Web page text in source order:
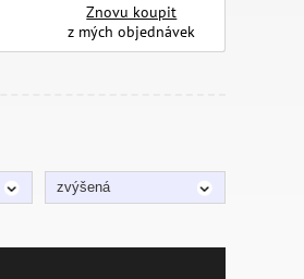
Znovu koupit
z mých objednávek
zvýšená